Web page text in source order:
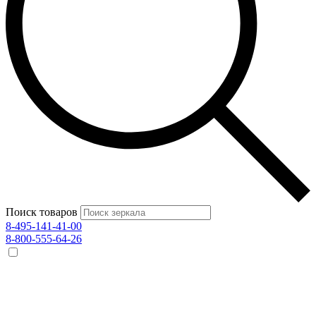
Поиск товаров
8-495-141-41-00
8-800-555-64-26